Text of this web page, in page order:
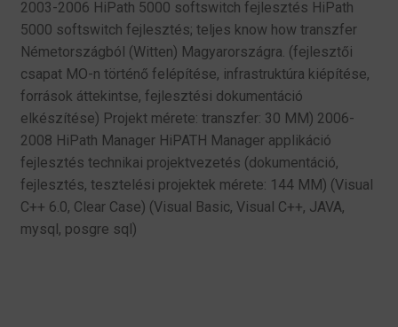
2003-2006 HiPath 5000 softswitch fejlesztés HiPath
5000 softswitch fejlesztés; teljes know how transzfer
Németországból (Witten) Magyarországra. (fejlesztői
csapat MO-n történő felépítése, infrastruktúra kiépítése,
források áttekintse, fejlesztési dokumentáció
elkészítése) Projekt mérete: transzfer: 30 MM) 2006-
2008 HiPath Manager HiPATH Manager applikáció
fejlesztés technikai projektvezetés (dokumentáció,
fejlesztés, tesztelési projektek mérete: 144 MM) (Visual
C++ 6.0, Clear Case) (Visual Basic, Visual C++, JAVA,
mysql, posgre sql)